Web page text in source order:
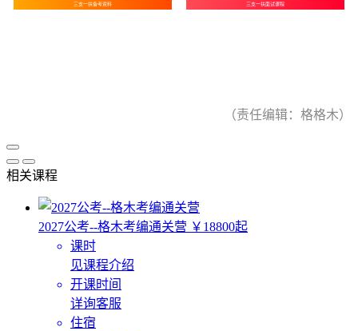
三支一扶备考资料 三支一扶面试课程
（责任编辑：格格木）
相关课程
2027公考--格木考编通关营 ￥18800起
课时
见课程介绍
开课时间
详询客服
住宿